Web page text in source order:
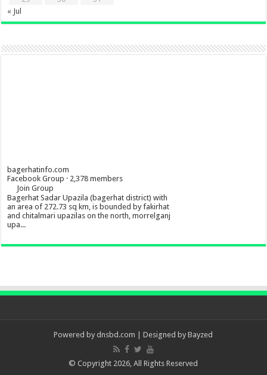
« Jul
bagerhatinfo.com
Facebook Group · 2,378 members
Join Group
Bagerhat Sadar Upazila (bagerhat district) with
an area of 272.73 sq km, is bounded by fakirhat
and chitalmari upazilas on the north, morrelganj
upa...
Powered by dnsbd.com | Designed byBayzed
© Copyright 2026, All Rights Reserved